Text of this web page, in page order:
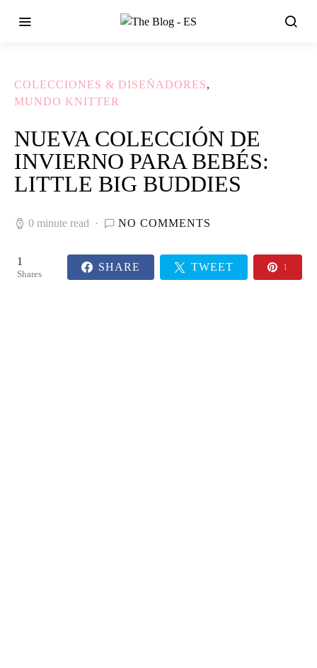
COLECCIONES & DISEÑADORES
MUNDO KNITTER
NUEVA COLECCIÓN DE
INVIERNO PARA BEBÉS:
LITTLE BIG BUDDIES
0 minute read NO COMMENTS
1
Shares
SHARE TWEET 1